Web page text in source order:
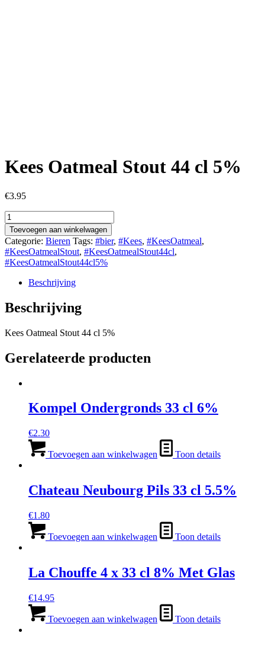
Kees Oatmeal Stout 44 cl 5%
€3.95
Kees
Oatmeal
Stout
44
cl
5%
aantal
Toevoegen aan winkelwagen
Categorie: Bieren Tags: #bier, #Kees, #KeesOatmeal,
#KeesOatmealStout, #KeesOatmealStout44cl,
#KeesOatmealStout44cl5%
Beschrijving
Beschrijving
Kees Oatmeal Stout 44 cl 5%
Gerelateerde producten
Kompel Ondergronds 33 cl 6%
€2.30
Toevoegen aan winkelwagen Toon details
Chateau Neubourg Pils 33 cl 5.5%
€1.80
Toevoegen aan winkelwagen Toon details
La Chouffe 4 x 33 cl 8% Met Glas
€14.95
Toevoegen aan winkelwagen Toon details